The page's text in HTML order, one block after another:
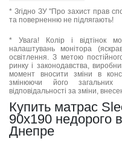
* Згідно ЗУ "Про захист прав
та поверненню не підлягають!
* Увага! Колір і відтінок
налаштувань монітора
освітлення. З метою
ринку і законодавства,
момент вносити зміни в
змінюючи його
відповідальності за зміни,
Купить матрас
90x190 недорого
Днепре